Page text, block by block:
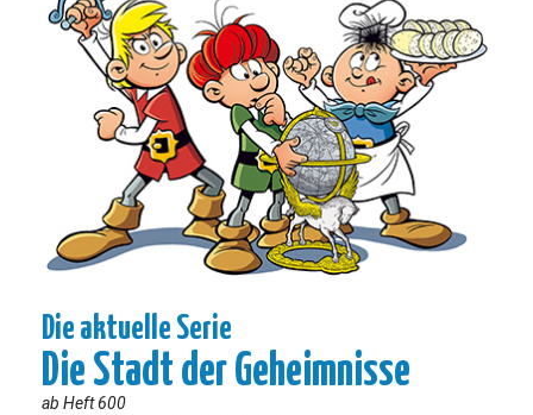
Die aktuelle Serie
Die Stadt der Geheimnisse
ab Heft 600